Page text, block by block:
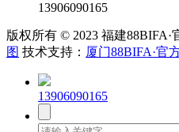
13906090165
版权所有 © 2023 福建
图 技术支持： 厦门88BIFA·官
13906090165